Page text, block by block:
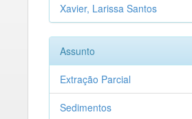
Xavier, Larissa Santos
Assunto
Extração Parcial
Sedimentos